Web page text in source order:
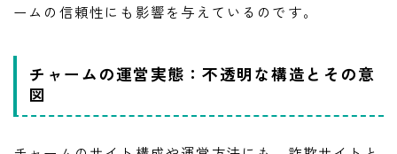
ームの信頼性にも影響を与えているのです。
チャームの運営実態：不透明な構造とその意
図